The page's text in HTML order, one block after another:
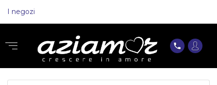
I negozi
phone